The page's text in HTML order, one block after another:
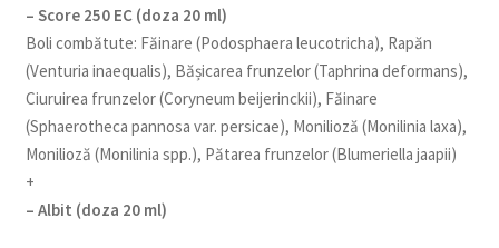
– Score 250 EC (doza 20 ml)
Boli combătute: Făinare (Podosphaera leucotricha), Rapăn
(Venturia inaequalis), Bășicarea frunzelor (Taphrina deformans),
Ciuruirea frunzelor (Coryneum beijerinckii), Făinare
(Sphaerotheca pannosa var. persicae), Monilioză (Monilinia laxa),
Monilioză (Monilinia spp.), Pătarea frunzelor (Blumeriella jaapii)
+
– Albit (doza 20 ml)